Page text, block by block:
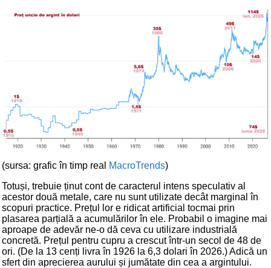
(sursa: grafic în timp real MacroTrends)
Totuși, trebuie ținut cont de caracterul intens speculativ al
acestor două metale, care nu sunt utilizate decât marginal în
scopuri practice. Prețul lor e ridicat artificial tocmai prin
plasarea parțială a acumulărilor în ele. Probabil o imagine mai
aproape de adevăr ne-o dă ceva cu utilizare industrială
concretă. Prețul pentru cupru a crescut într-un secol de 48 de
ori. (De la 13 cenți livra în 1926 la 6,3 dolari în 2026.) Adică un
sfert din aprecierea aurului și jumătate din cea a argintului.